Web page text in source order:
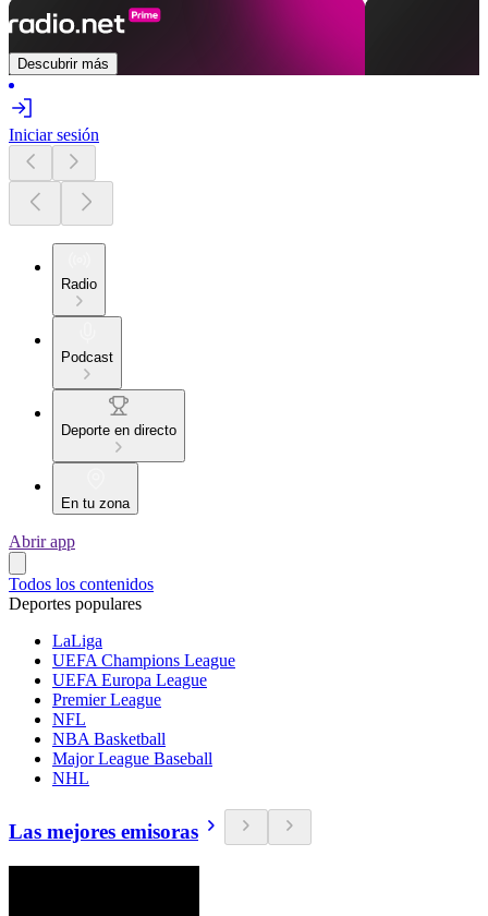
Descubrir más
Iniciar sesión
Radio
Podcast
Deporte en directo
En tu zona
Abrir app
Todos los contenidos
Deportes populares
LaLiga
UEFA Champions League
UEFA Europa League
Premier League
NFL
NBA Basketball
Major League Baseball
NHL
Las mejores emisoras